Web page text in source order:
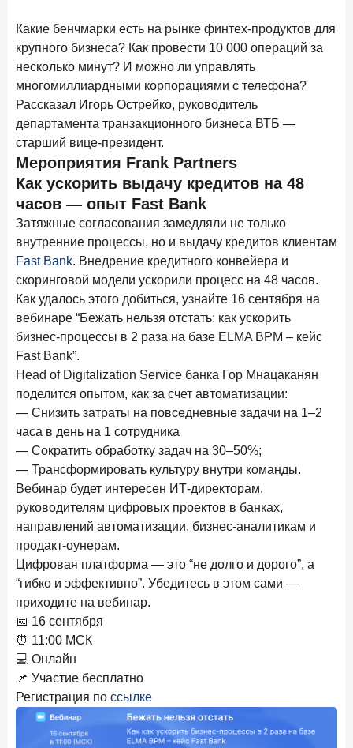
В эпоху дуополии маркетплейсов селлеры ищут
новые финансовые решения
18 декабря 2025 года
Ипотека 2025–2026: стресс‑тест высокими ставками и
прогнозы на восстановление
8 декабря 2025 года
По итогам ноября 2025 года объем выдач кредитов
составил 1 027 млрд руб.
5 декабря 2025 года
Эмоции, эксклюзив и вовлечение: новая формула
банковской лояльности
3 декабря 2025 года ИССЛЕДОВАНИЕ
Почему опытные инвесторы в России чувствуют себя
начинающими?
25 ноября 2025 года ИССЛЕДОВАНИЕ
Клиент стал партнером: как трансформируется рынок
инвестиций
24 ноября 2025 года ИССЛЕДОВАНИЕ
Ипотека. Итоги октября 2025 года
Рассылка Frank RG
Итоги недели, наша трактовка основных событий
на банковском рынке
ПОДПИСАТЬСЯ
Я согласен с условиями
Какие бенчмарки есть на рынке финтех-продуктов для
крупного бизнеса? Как провести 10 000 операций за
несколько минут? И можно ли управлять
многомиллиардными корпорациями с телефона?
Рассказал Игорь Острейко, руководитель
департамента транзакционного бизнеса ВТБ —
старший вице-президент.
Мероприятия Frank Partners
Как ускорить выдачу кредитов на 48
часов — опыт Fast Bank
Затяжные согласования замедляли не только
внутренние процессы, но и выдачу кредитов клиентам
Fast Bank. Внедрение кредитного конвейера и
скоринговой модели ускорили процесс на 48 часов.
Как удалось этого добиться, узнайте 16 сентября на
вебинаре “Бежать нельзя отстать: как ускорить
бизнес-процессы в 2 раза на базе ELMA BPM – кейс
Fast Bank”.
Head of Digitalization Service банка Гор Мнацаканян
поделится опытом, как за счет автоматизации:
— Снизить затраты на повседневные задачи на 1–2
часа в день на 1 сотрудника
— Сократить обработку задач на 30–50%;
— Трансформировать культуру внутри команды.
Вебинар будет интересен ИТ-директорам,
руководителям цифровых проектов в банках,
направлений автоматизации, бизнес-аналитикам и
продакт-оунерам.
Цифровая платформа — это “не долго и дорого”, а
“гибко и эффективно”. Убедитесь в этом сами —
приходите на вебинар.
📅 16 сентября
⏰ 11:00 МСК
💻 Онлайн
📌 Участие бесплатно
Регистрация по ссылке